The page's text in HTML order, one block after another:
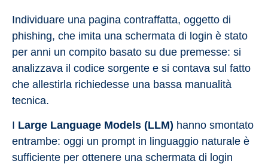
Individuare una pagina contraffatta, oggetto di
phishing, che imita una schermata di login è stato
per anni un compito basato su due premesse: si
analizzava il codice sorgente e si contava sul fatto
che allestirla richiedesse una bassa manualità
tecnica.
I Large Language Models (LLM) hanno smontato
entrambe: oggi un prompt in linguaggio naturale è
sufficiente per ottenere una schermata di login